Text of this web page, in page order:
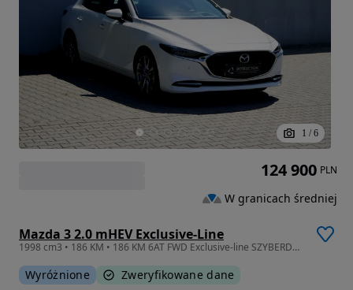
1 / 6
Mazda 3 2.0 mHEV Exclusive-Line
1998 cm3 • 186 KM • 186 KM 6AT FWD Exclusive-line SZYBERDACH, DEMO, Salon Polska, FV 23%
Wyróżnione Zweryfikowane dane
124 900 PLN
W granicach średniej